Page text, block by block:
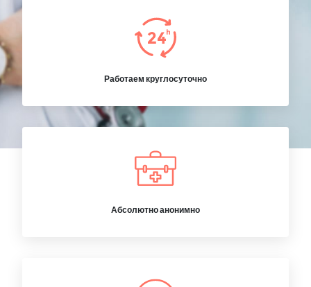
Работаем круглосуточно
Абсолютно анонимно